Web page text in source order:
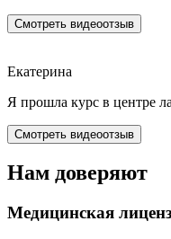
Смотреть видеоотзыв
Екатерина
Я прошла курс в центре
Смотреть видеоотзыв
Нам доверяют
Медицинская